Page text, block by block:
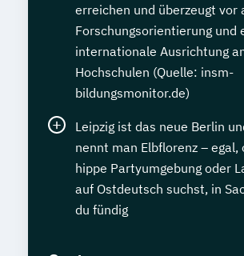
erreichen und überzeugt vor
Forschungsorientierung und
internationale Ausrichtung
Hochschulen (Quelle: insm-
bildungsmonitor.de)
Leipzig ist das neue Berlin
nennt man Elbflorenz – egal,
hippe Partyumgebung oder
auf Ostdeutsch suchst, in
du fündig